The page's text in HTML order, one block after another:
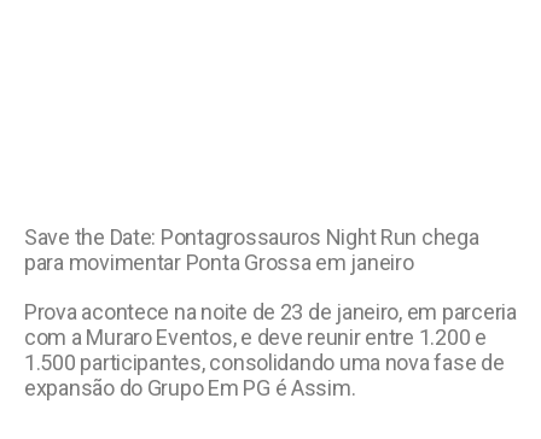
Save the Date: Pontagrossauros Night Run chega
para movimentar Ponta Grossa em janeiro
Prova acontece na noite de 23 de janeiro, em parceria
com a Muraro Eventos, e deve reunir entre 1.200 e
1.500 participantes, consolidando uma nova fase de
expansão do Grupo Em PG é Assim.